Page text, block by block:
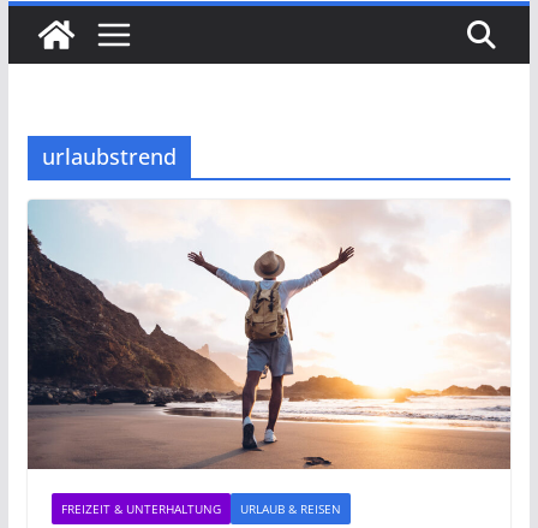
urlaubstrend
FREIZEIT & UNTERHALTUNG URLAUB & REISEN